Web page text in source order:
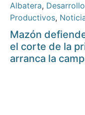
Albatera,
Productivos,
Mazón
el corte de la
arranca la